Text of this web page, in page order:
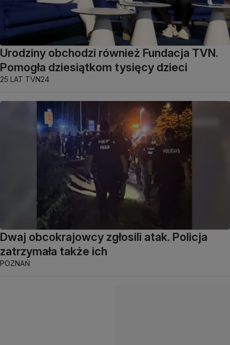
Urodziny obchodzi również Fundacja TVN.
Pomogła dziesiątkom tysięcy dzieci
25 LAT TVN24
Dwaj obcokrajowcy zgłosili atak. Policja
zatrzymała także ich
POZNAŃ